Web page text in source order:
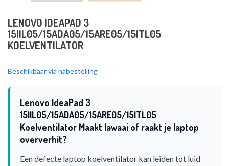
LENOVO IDEAPAD 3
15IIL05/15ADA05/15ARE05/15ITL05
KOELVENTILATOR
Beschikbaar via nabestelling
Lenovo IdeaPad 3
15IIL05/15ADA05/15ARE05/15ITL05
Koelventilator Maakt lawaai of raakt je laptop
oververhit?
Een defecte laptop koelventilator kan leiden tot luid